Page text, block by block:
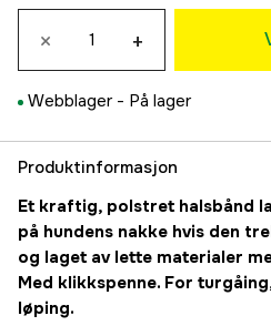
S
149 kr
149 kr
149 kr
XL
× +
Webblager - På lager
Produktinformasjon
Et kraftig, polstret halsbånd
på hundens nakke hvis den
og laget av lette materialer
Med klikkspenne. For
løping.